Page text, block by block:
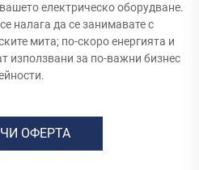
електрическо оборудване.
налага да се занимавате с
мита; по-скоро енергията и
използвани за по-важни бизнес
ОФЕРТА